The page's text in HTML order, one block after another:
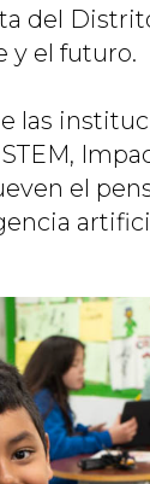
del
y el futuro.
las
el